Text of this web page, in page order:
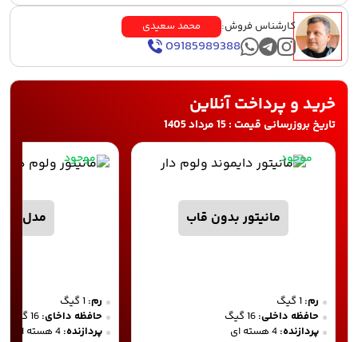
کارشناس فروش: محمد سعیدی
09185989388
خرید و پرداخت آنلاین
تاریخ بروزرسانی قیمت : 15 مرداد 1405
موجود
مانیتور بدون قاب
رم:
حافظه داخلی:
پردازنده:
موجود
مدل DM 01
رم: 1 گیگ
حافظه داخای: 16 گیگ
پردازنده: 4 هسته ای